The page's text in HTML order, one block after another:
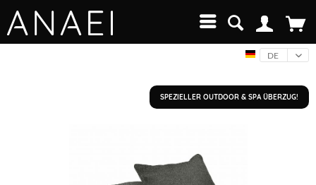
SPEZIELLER OUTDOOR & SPA ÜBERZUG!